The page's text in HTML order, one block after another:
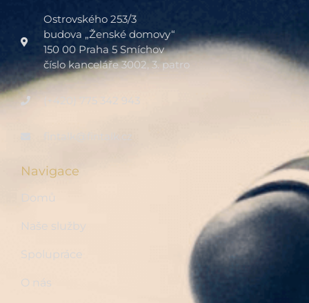
Ostrovského 253/3
budova „Ženské domovy“
150 00 Praha 5 Smíchov
číslo kanceláře 3002, 3. patro
(+420) 775 342 943
fintalk@fintalk.cz
Navigace
Domů
Naše služby
Spolupráce
O nás